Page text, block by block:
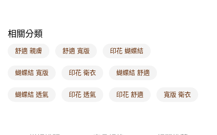
付款後門市自取
每筆NT$60，滿NT$1,000(含以上)免運費
相關分類
舒適 親膚 舒適 寬版 印花 蝴蝶結
蝴蝶結 寬版 印花 衛衣 蝴蝶結 舒適
蝴蝶結 透氣 印花 透氣 印花 舒適 寬版 衛衣